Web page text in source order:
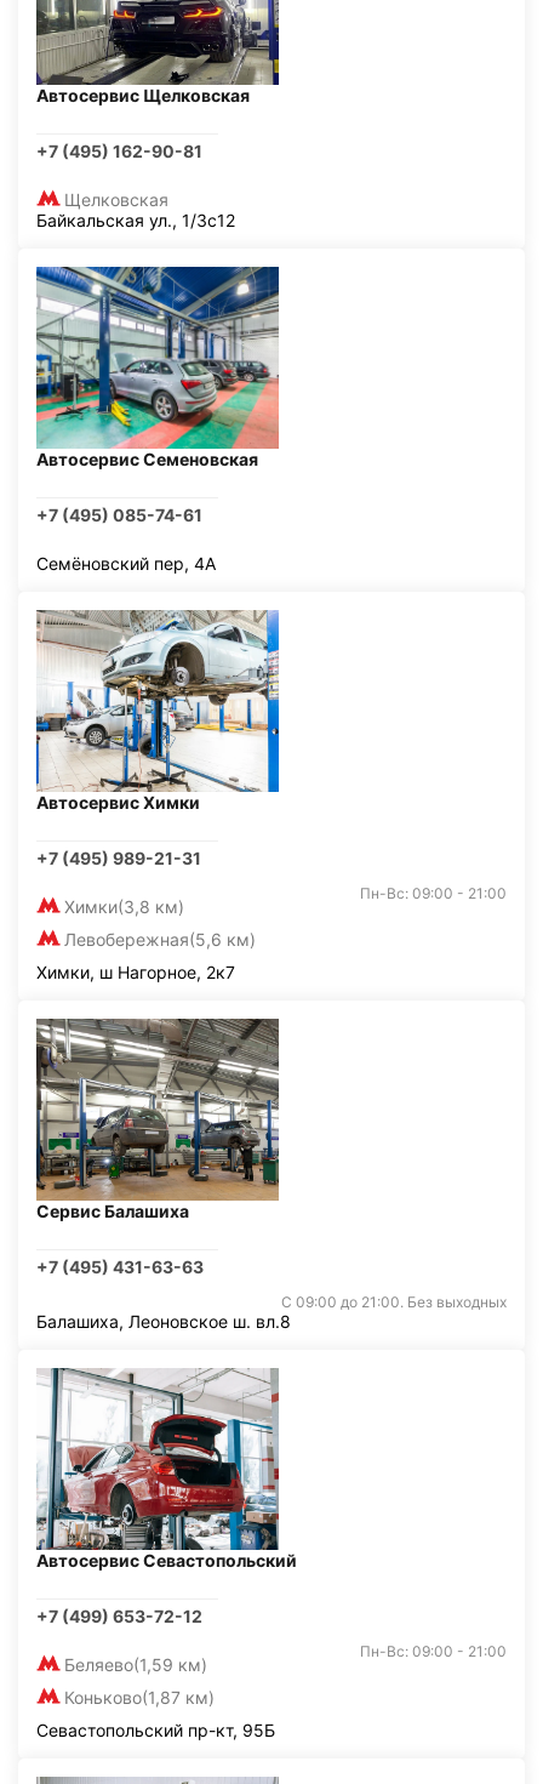
Автосервис Щелковская
+7 (495) 162-90-81
Щелковская
Байкальская ул., 1/3с12
Автосервис Семеновская
+7 (495) 085-74-61
Семёновский пер, 4А
Автосервис Химки
+7 (495) 989-21-31
Химки(3,8 км)
Левобережная(5,6 км)
Пн-Вс: 09:00 - 21:00
Химки, ш Нагорное, 2к7
Сервис Балашиха
+7 (495) 431-63-63
С 09:00 до 21:00. Без выходных
Балашиха, Леоновское ш. вл.8
Автосервис Севастопольский
+7 (499) 653-72-12
Беляево(1,59 км)
Коньково(1,87 км)
Пн-Вс: 09:00 - 21:00
Севастопольский пр-кт, 95Б